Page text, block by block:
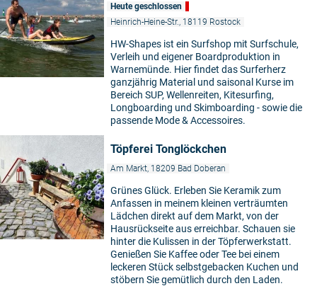
Heute geschlossen
Heinrich-Heine-Str., 18119 Rostock
HW-Shapes ist ein Surfshop mit Surfschule,
Verleih und eigener Boardproduktion in
Warnemünde. Hier findet das Surferherz
ganzjährig Material und saisonal Kurse im
Bereich SUP, Wellenreiten, Kitesurfing,
Longboarding und Skimboarding - sowie die
passende Mode & Accessoires.
Töpferei Tonglöckchen
Am Markt, 18209 Bad Doberan
Grünes Glück. Erleben Sie Keramik zum
Anfassen in meinem kleinen verträumten
Lädchen direkt auf dem Markt, von der
Hausrückseite aus erreichbar. Schauen sie
hinter die Kulissen in der Töpferwerkstatt.
Genießen Sie Kaffee oder Tee bei einem
leckeren Stück selbstgebacken Kuchen und
stöbern Sie gemütlich durch den Laden.